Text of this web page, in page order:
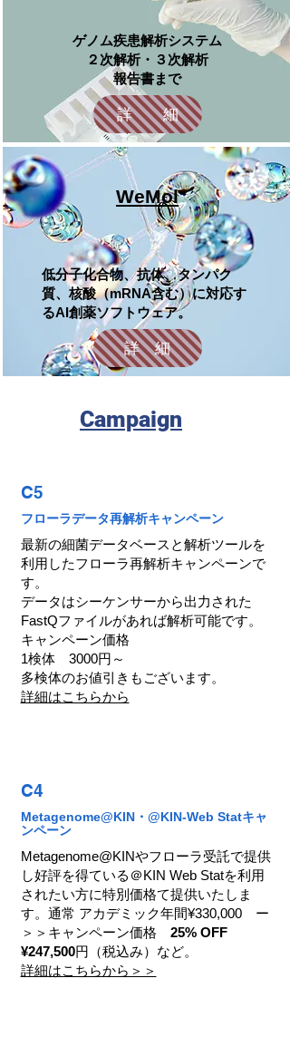
ゲノム疾患解析システム
２次解析・３次解析
​報告書まで
詳 細
WeMol
低分子化合物、抗体、タンパク
質、核酸（mRNA含む）に対応す
るAI創薬ソフトウェア。
詳 細
​Campaign
C5
フローラデータ再解析キャンペーン
最新の細菌データベースと解析ツールを
利用したフローラ再解析キャンペーンで
す。
データはシーケンサーから出力された
FastQファイルがあれば解析可能です。
キャンペーン価格
1検体 3000円～
多検体のお値引きもございます。
詳細はこちらから
C4
Metagenome@KIN・@KIN-Web Statキャ
ンペーン
Metagenome@KINやフローラ受託で提供
し好評を得ている＠KIN Web Statを利用
されたい方に特別価格て提供いたしま
す。通常 アカデミック年間¥330,000 ー
＞＞キャンペーン価格 25% OFF
¥247,500円（税込み）など。
詳細はこちらから＞＞